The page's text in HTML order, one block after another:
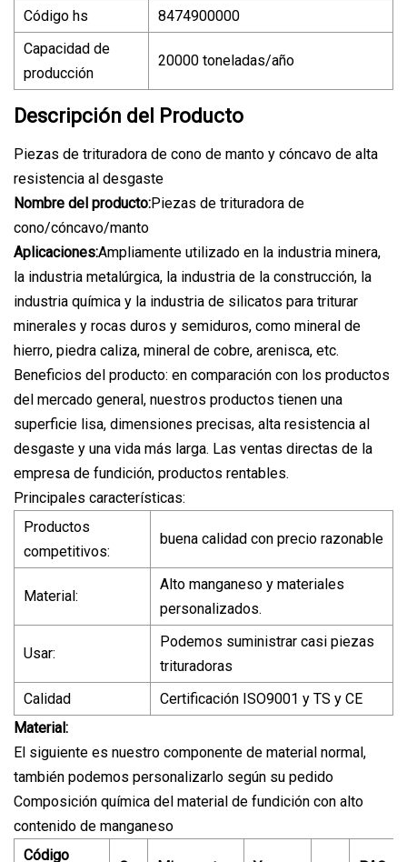
Código hs
8474900000
Capacidad de
producción
20000 toneladas/año
Descripción del Producto
Piezas de trituradora de cono de manto y cóncavo de alta
resistencia al desgaste
Nombre del producto:Piezas de trituradora de
cono/cóncavo/manto
Aplicaciones:Ampliamente utilizado en la industria minera,
la industria metalúrgica, la industria de la construcción, la
industria química y la industria de silicatos para triturar
minerales y rocas duros y semiduros, como mineral de
hierro, piedra caliza, mineral de cobre, arenisca, etc.
Beneficios del producto: en comparación con los productos
del mercado general, nuestros productos tienen una
superficie lisa, dimensiones precisas, alta resistencia al
desgaste y una vida más larga. Las ventas directas de la
empresa de fundición, productos rentables.
Principales características:
Productos
competitivos:
buena calidad con precio razonable
Material:
Alto manganeso y materiales
personalizados.
Usar:
Podemos suministrar casi piezas
trituradoras
Calidad
Certificación ISO9001 y TS y CE
Material:
El siguiente es nuestro componente de material normal,
también podemos personalizarlo según su pedido
Composición química del material de fundición con alto
contenido de manganeso
Código